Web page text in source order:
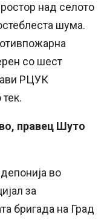
над селото
шума.
со шест
РЦУК
правец Шуто
во
за
бригада на Град